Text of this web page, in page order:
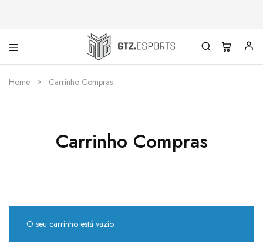
GTZ
Home Carrinho Compras
Carrinho Compras
O seu carrinho está vazio.